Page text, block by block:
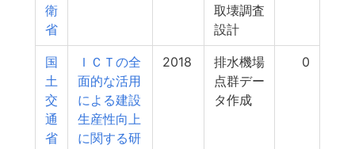
衛
省
取壊調査
設計
国
土
交
通
省
ＩＣＴの全
面的な活用
による建設
生産性向上
に関する研
2018
排水機場
点群デー
タ作成
0